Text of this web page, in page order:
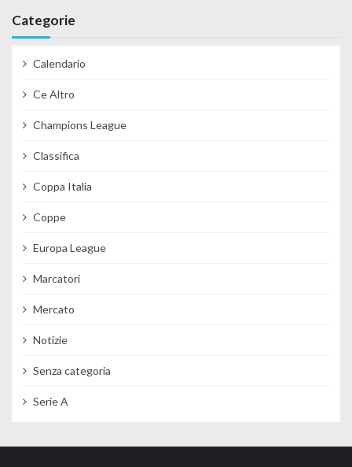
Categorie
Calendario
Ce Altro
Champions League
Classifica
Coppa Italia
Coppe
Europa League
Marcatori
Mercato
Notizie
Senza categoria
Serie A